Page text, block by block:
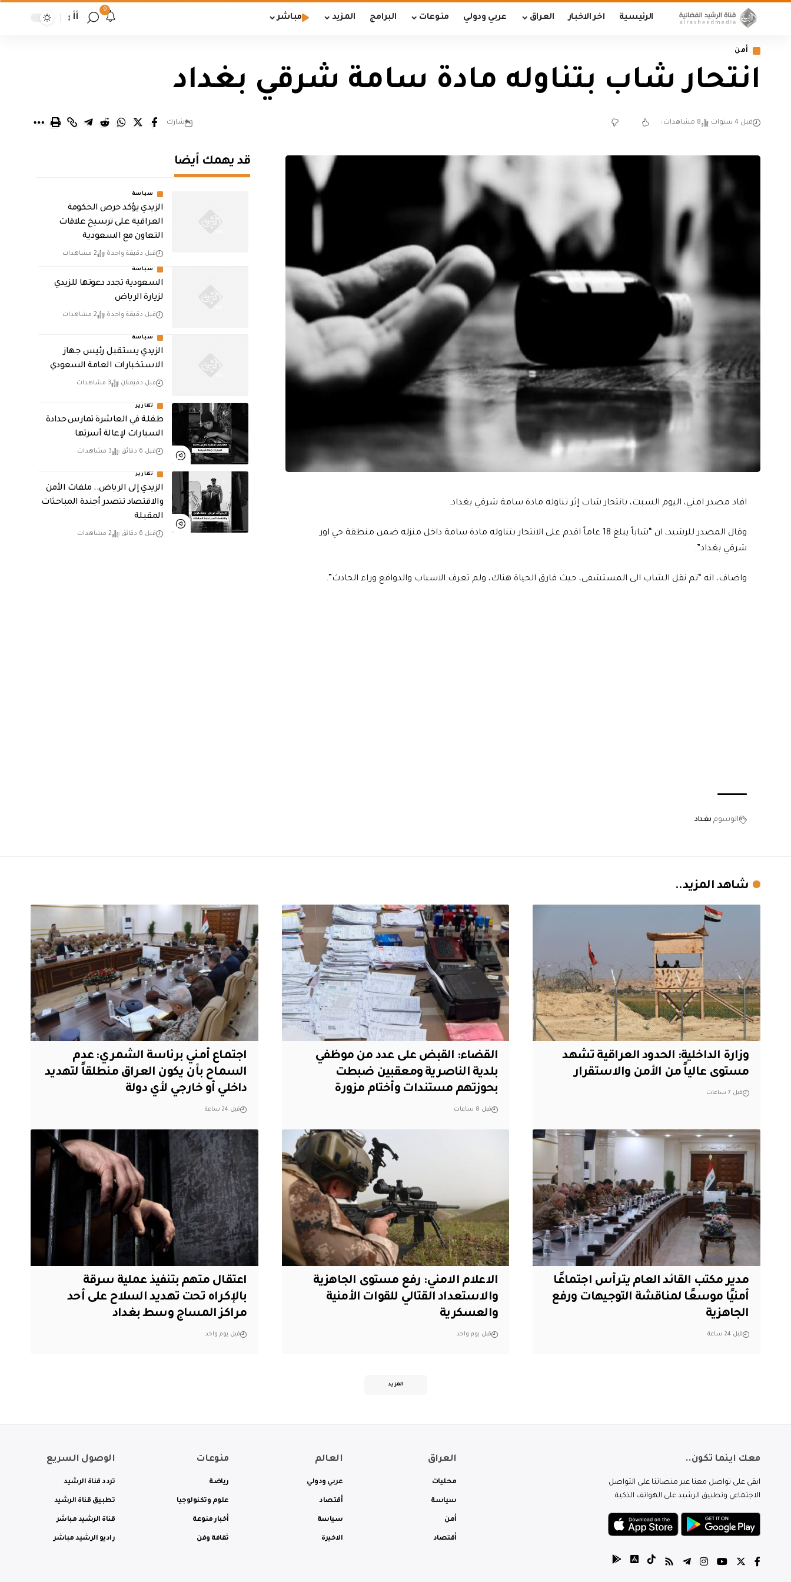
الرئيسية اخر الاخبار العراق عربي ودولي منوعات البرامج المزيد مباشر
9
أأ
أمن
انتحار شاب بتناوله مادة سامة شرقي بغداد
قبل 4 سنوات 8 مشاهدات شارك
افاد مصدر امني، اليوم السبت، بانتحار شاب إثر تناوله مادة سامة شرقي بغداد.
وقال المصدر للرشيد، ان “شاباً يبلغ 18 عاماً اقدم على الانتحار بتناوله مادة سامة داخل منزله ضمن منطقة حي اور
شرقي بغداد”.
واضاف، انه “تم نقل الشاب الى المستشفى، حيث فارق الحياة هناك، ولم تعرف الاسباب والدوافع وراء الحادث”.
الوسوم بغداد
قد يهمك أيضا
سياسة
الزيدي يؤكد حرص الحكومة
العراقية على ترسيخ علاقات
التعاون مع السعودية
قبل دقيقة واحدة 2 مشاهدات
سياسة
السعودية تجدد دعوتها للزيدي
لزيارة الرياض
قبل دقيقة واحدة 2 مشاهدات
سياسة
الزيدي يستقبل رئيس جهاز
الاستخبارات العامة السعودي
قبل دقيقتان 3 مشاهدات
تقارير
طفلة في العاشرة تمارس حدادة
السيارات لإعالة أسرتها
قبل 6 دقائق 3 مشاهدات
تقارير
الزيدي إلى الرياض.. ملفات الأمن
والاقتصاد تتصدر أجندة المباحثات
المقبلة
قبل 6 دقائق 2 مشاهدات
شاهد المزيد..
وزارة الداخلية: الحدود العراقية تشهد
مستوى عالياً من الأمن والاستقرار
قبل 7 ساعات
القضاء: القبض على عدد من موظفي
بلدية الناصرية ومعقبين ضبطت
بحوزتهم مستندات وأختام مزورة
قبل 8 ساعات
اجتماع أمني برئاسة الشمري: عدم
السماح بأن يكون العراق منطلقاً لتهديد
داخلي أو خارجي لأي دولة
قبل 24 ساعة
مدير مكتب القائد العام يترأس اجتماعًا
أمنيًا موسعًا لمناقشة التوجيهات ورفع
الجاهزية
قبل 24 ساعة
الاعلام الامني: رفع مستوى الجاهزية
والاستعداد القتالي للقوات الأمنية
والعسكرية
قبل يوم واحد
اعتقال متهم بتنفيذ عملية سرقة
بالإكراه تحت تهديد السلاح على أحد
مراكز المساج وسط بغداد
قبل يوم واحد
المزيد
معك اينما تكون..
ابقى على تواصل معنا عبر منصاتنا على التواصل
الاجتماعي وتطبيق الرشيد على الهواتف الذكية.
العراق
محليات
سياسة
أمن
أقتصاد
العالم
عربي ودولي
أقتصاد
سياسة
الاخيرة
منوعات
رياضة
علوم وتكنولوجيا
أخبار منوعة
ثقافة وفن
الوصول السريع
تردد قناة الرشيد
تطبيق قناة الرشيد
قناة الرشيد مباشر
راديو الرشيد مباشر